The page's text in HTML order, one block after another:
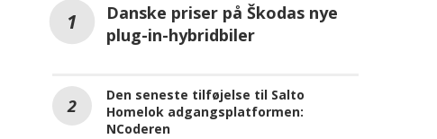
Danske priser på Škodas nye
plug-in-hybridbiler
Den seneste tilføjelse til Salto
Homelok adgangsplatformen:
NCoderen